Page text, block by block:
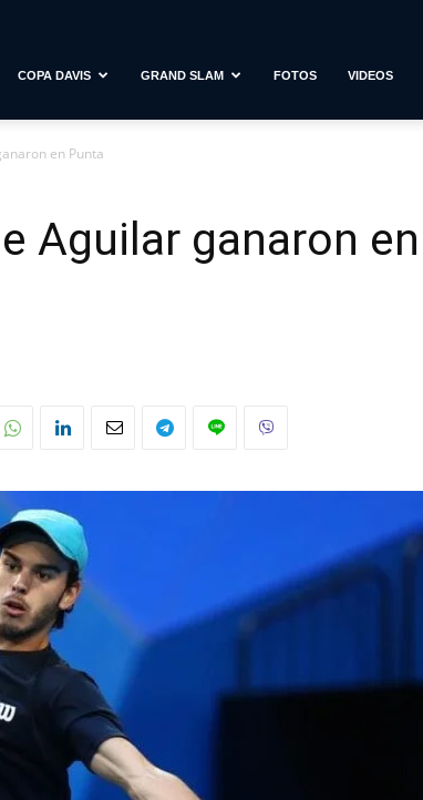
COPA DAVIS GRAND SLAM FOTOS VIDEOS
en Punta
Aguilar ganaron en